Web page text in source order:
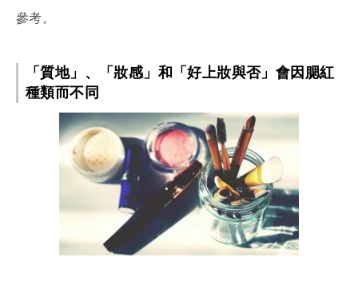
參考。
「質地」、「妝感」和「好上妝與否」會因腮紅
種類而不同